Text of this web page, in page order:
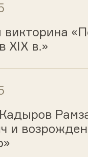
викторина
XIX в.»
и